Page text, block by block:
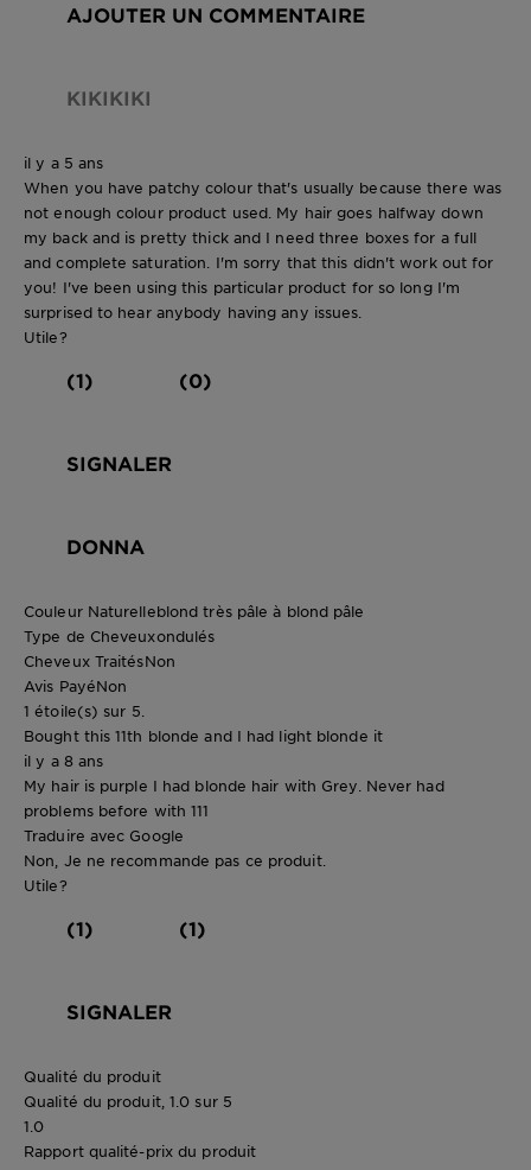
AJOUTER UN COMMENTAIRE
KIKIKIKI
il y a 5 ans
When you have patchy colour that's usually because there was
not enough colour product used. My hair goes halfway down
my back and is pretty thick and I need three boxes for a full
and complete saturation. I'm sorry that this didn't work out for
you! I've been using this particular product for so long I'm
surprised to hear anybody having any issues.
Utile?
(1) (0)
SIGNALER
DONNA
Couleur Naturelleblond très pâle à blond pâle
Type de Cheveuxondulés
Cheveux TraitésNon
Avis PayéNon
1 étoile(s) sur 5.
Bought this 11th blonde and I had light blonde it
il y a 8 ans
My hair is purple I had blonde hair with Grey. Never had
problems before with 111
Traduire avec Google
Non, Je ne recommande pas ce produit.
Utile?
(1) (1)
SIGNALER
Qualité du produit
Qualité du produit, 1.0 sur 5
1.0
Rapport qualité-prix du produit